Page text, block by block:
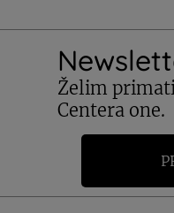
Želim
Centera one.